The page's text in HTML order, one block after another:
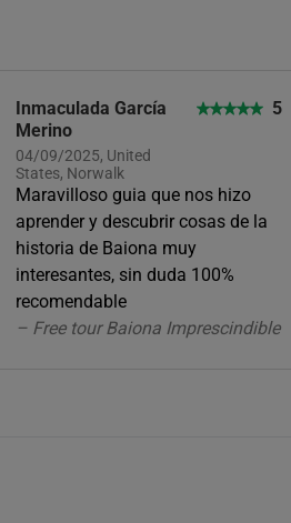
Inmaculada García
Merino
04/09/2025, United
States, Norwalk
5
Maravilloso guia que nos hizo
aprender y descubrir cosas de la
historia de Baiona muy
interesantes, sin duda 100%
recomendable
– Free tour Baiona Imprescindible